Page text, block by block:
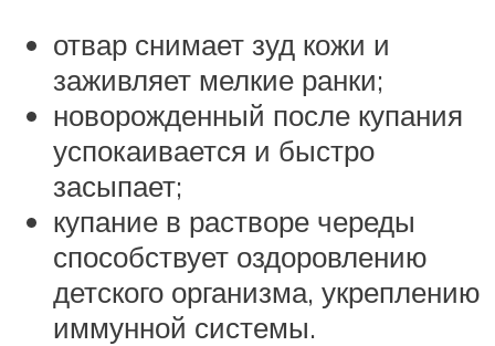
отвар снимает зуд кожи и
заживляет мелкие ранки;
новорожденный после купания
успокаивается и быстро
засыпает;
купание в растворе череды
способствует оздоровлению
детского организма, укреплению
иммунной системы.